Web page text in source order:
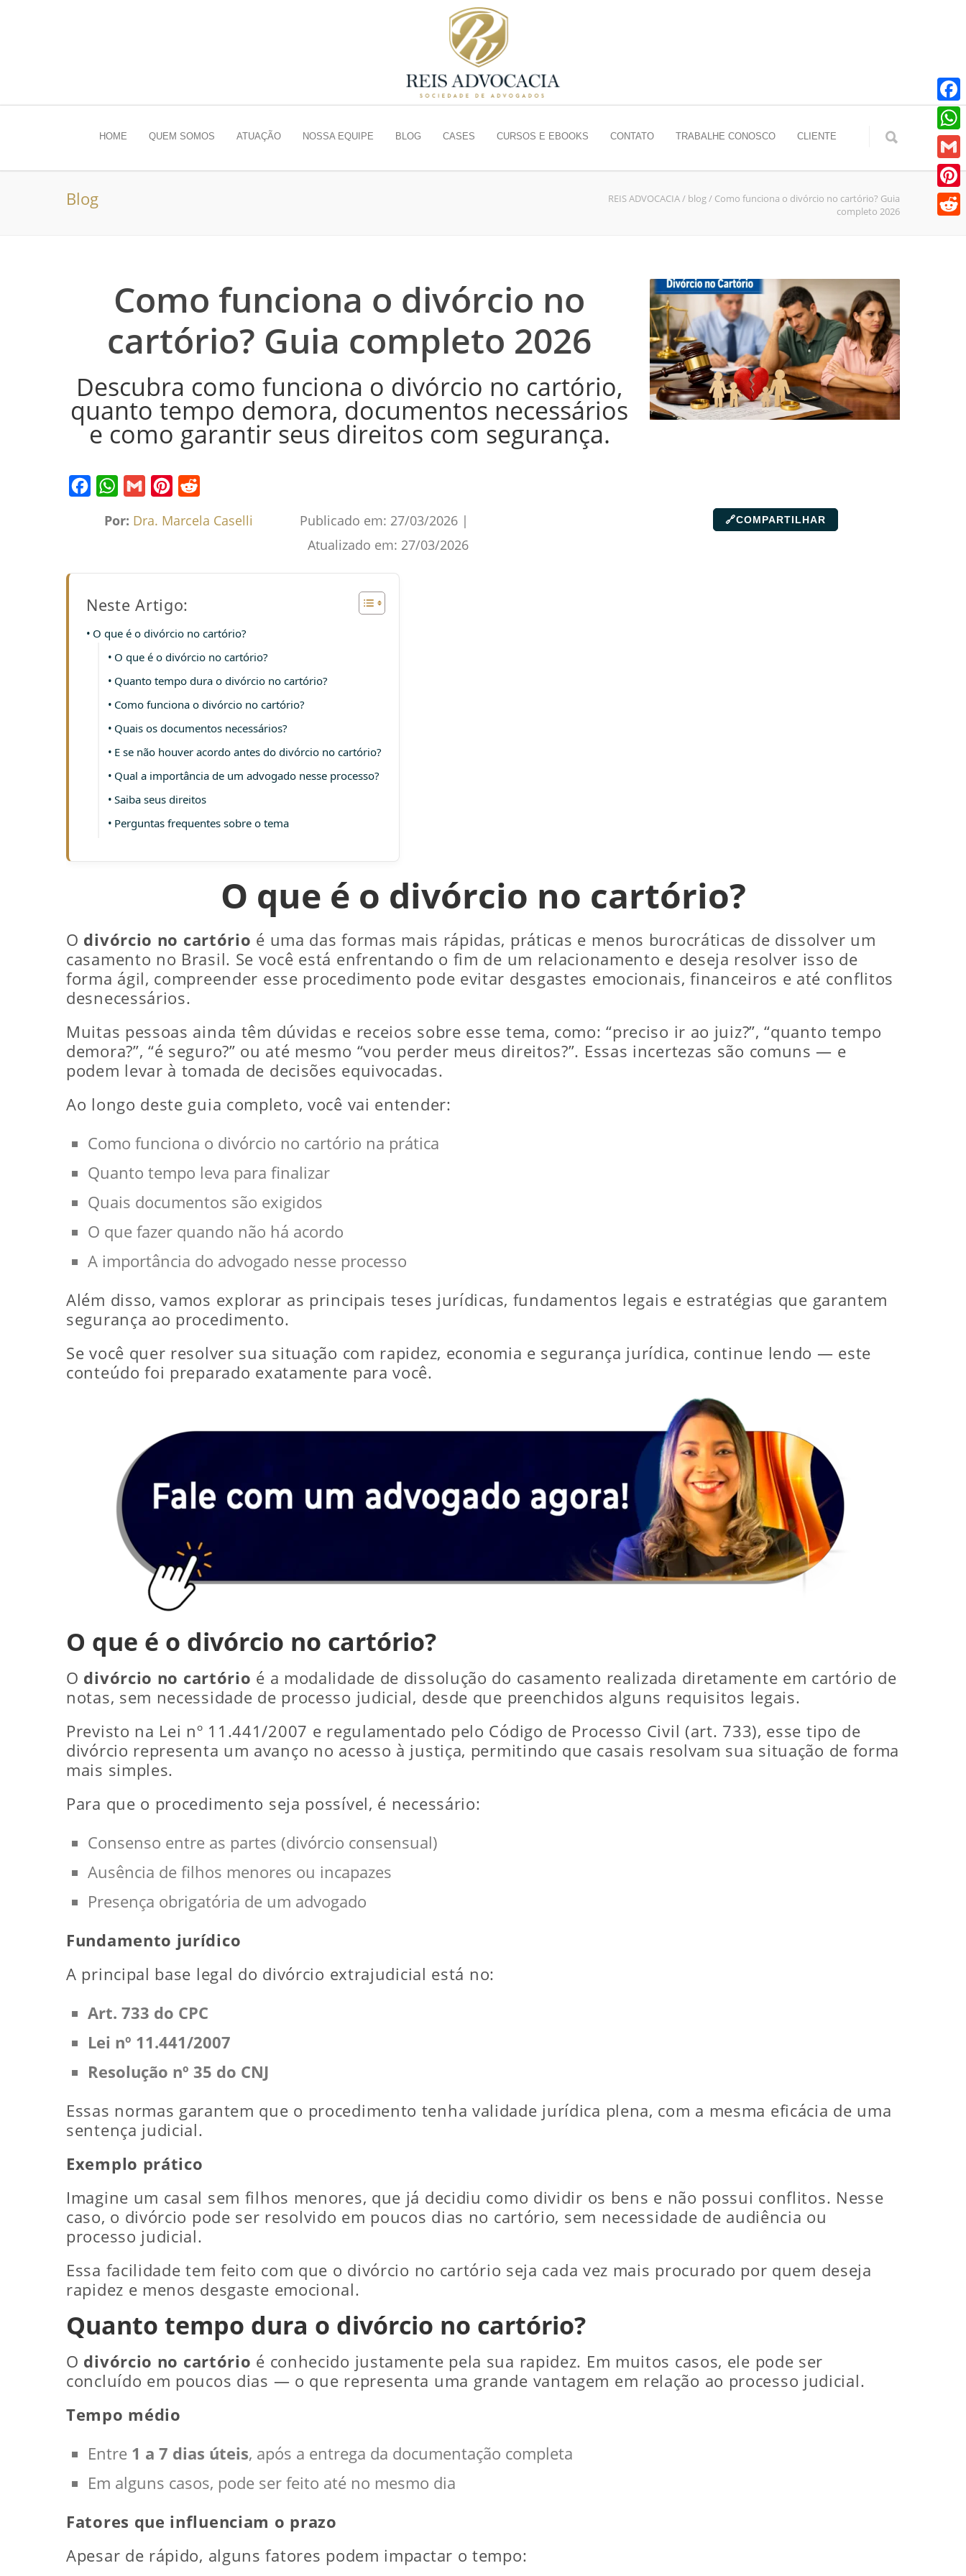
HOME QUEM SOMOS ATUAÇÃO NOSSA EQUIPE BLOG CASES CURSOS E EBOOKS CONTATO TRABALHE CONOSCO CLIENTE
Blog REIS ADVOCACIA/ blog/ Como funciona o divórcio no cartório? Guia
completo 2026
Como funciona o divórcio no
cartório? Guia completo 2026
Descubra como funciona o divórcio no cartório,
quanto tempo demora, documentos necessários
e como garantir seus direitos com segurança.
Por: Dra. Marcela Caselli Publicado em: 27/03/2026 |
Atualizado em: 27/03/2026
🔗COMPARTILHAR
Neste Artigo:
O que é o divórcio no cartório?
O que é o divórcio no cartório?
Quanto tempo dura o divórcio no cartório?
Como funciona o divórcio no cartório?
Quais os documentos necessários?
E se não houver acordo antes do divórcio no cartório?
Qual a importância de um advogado nesse processo?
Saiba seus direitos
Perguntas frequentes sobre o tema
O que é o divórcio no cartório?
O divórcio no cartório é uma das formas mais rápidas, práticas e menos burocráticas de dissolver um
casamento no Brasil. Se você está enfrentando o fim de um relacionamento e deseja resolver isso de
forma ágil, compreender esse procedimento pode evitar desgastes emocionais, financeiros e até conflitos
desnecessários.
Muitas pessoas ainda têm dúvidas e receios sobre esse tema, como: “preciso ir ao juiz?”, “quanto tempo
demora?”, “é seguro?” ou até mesmo “vou perder meus direitos?”. Essas incertezas são comuns — e
podem levar à tomada de decisões equivocadas.
Ao longo deste guia completo, você vai entender:
Como funciona o divórcio no cartório na prática
Quanto tempo leva para finalizar
Quais documentos são exigidos
O que fazer quando não há acordo
A importância do advogado nesse processo
Além disso, vamos explorar as principais teses jurídicas, fundamentos legais e estratégias que garantem
segurança ao procedimento.
Se você quer resolver sua situação com rapidez, economia e segurança jurídica, continue lendo — este
conteúdo foi preparado exatamente para você.
O que é o divórcio no cartório?
O divórcio no cartório é a modalidade de dissolução do casamento realizada diretamente em cartório de
notas, sem necessidade de processo judicial, desde que preenchidos alguns requisitos legais.
Previsto na Lei nº 11.441/2007 e regulamentado pelo Código de Processo Civil (art. 733), esse tipo de
divórcio representa um avanço no acesso à justiça, permitindo que casais resolvam sua situação de forma
mais simples.
Para que o procedimento seja possível, é necessário:
Consenso entre as partes (divórcio consensual)
Ausência de filhos menores ou incapazes
Presença obrigatória de um advogado
Fundamento jurídico
A principal base legal do divórcio extrajudicial está no:
Art. 733 do CPC
Lei nº 11.441/2007
Resolução nº 35 do CNJ
Essas normas garantem que o procedimento tenha validade jurídica plena, com a mesma eficácia de uma
sentença judicial.
Exemplo prático
Imagine um casal sem filhos menores, que já decidiu como dividir os bens e não possui conflitos. Nesse
caso, o divórcio pode ser resolvido em poucos dias no cartório, sem necessidade de audiência ou
processo judicial.
Essa facilidade tem feito com que o divórcio no cartório seja cada vez mais procurado por quem deseja
rapidez e menos desgaste emocional.
Quanto tempo dura o divórcio no cartório?
O divórcio no cartório é conhecido justamente pela sua rapidez. Em muitos casos, ele pode ser
concluído em poucos dias — o que representa uma grande vantagem em relação ao processo judicial.
Tempo médio
Entre 1 a 7 dias úteis, após a entrega da documentação completa
Em alguns casos, pode ser feito até no mesmo dia
Fatores que influenciam o prazo
Apesar de rápido, alguns fatores podem impactar o tempo:
Gmail